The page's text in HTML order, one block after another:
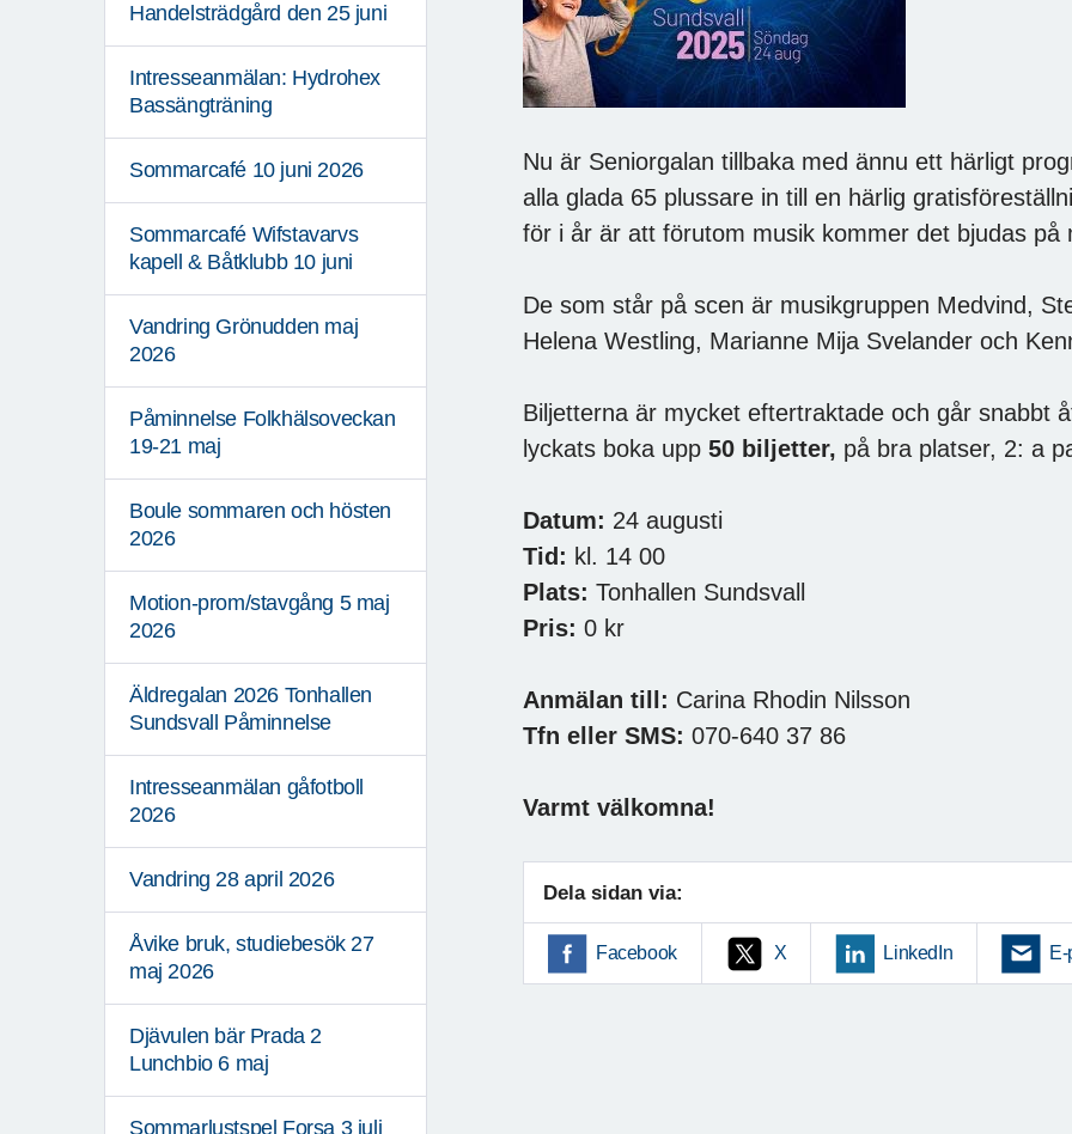
Handelsträdgård den 25 juni
Intresseanmälan: Hydrohex
Bassängträning
Sommarcafé 10 juni 2026
Sommarcafé Wifstavarvs
kapell & Båtklubb 10 juni
Vandring Grönudden maj
2026
Påminnelse Folkhälsoveckan
19-21 maj
Boule sommaren och hösten
2026
Motion-prom/stavgång 5 maj
2026
Äldregalan 2026 Tonhallen
Sundsvall Påminnelse
Intresseanmälan gåfotboll
2026
Vandring 28 april 2026
Åvike bruk, studiebesök 27
maj 2026
Djävulen bär Prada 2
Lunchbio 6 maj
Sommarlustspel Forsa 3 juli
Nu är Seniorgalan tillbaka med ännu ett härligt
alla glada 65 plussare in till en härlig
för i år är att förutom musik kommer det bjudas på
De som står på scen är musikgruppen Medvind,
Helena Westling, Marianne Mija Svelander och
Biljetterna är mycket eftertraktade och går snabbt
lyckats boka upp 50 biljetter, på bra platser, 2: a
Datum: 24 augusti
Tid: kl. 14 00
Plats: Tonhallen Sundsvall
Pris: 0 kr
Anmälan till: Carina Rhodin Nilsson
Tfn eller SMS: 070-640 37 86
Varmt välkomna!
Dela sidan via:
Facebook X LinkedIn